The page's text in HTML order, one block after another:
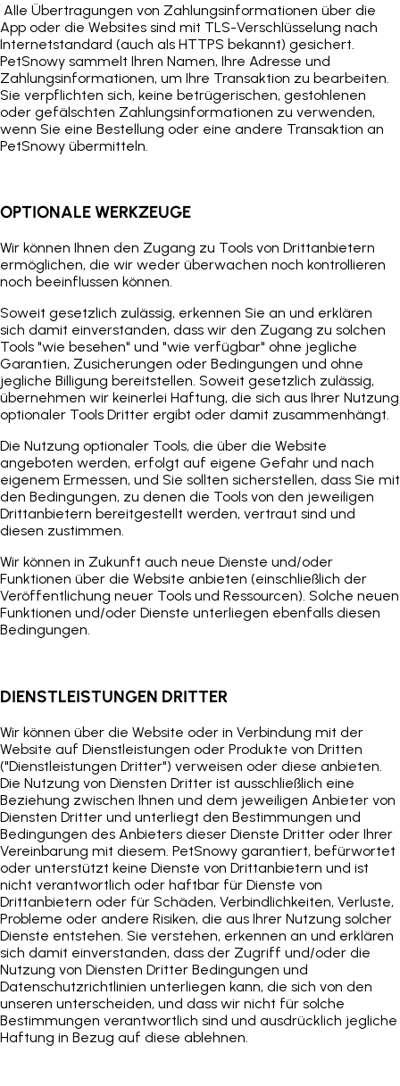
Alle Übertragungen von Zahlungsinformationen über die
App oder die Websites sind mit TLS-Verschlüsselung nach
Internetstandard (auch als HTTPS bekannt) gesichert.
PetSnowy sammelt Ihren Namen, Ihre Adresse und
Zahlungsinformationen, um Ihre Transaktion zu bearbeiten.
Sie verpflichten sich, keine betrügerischen, gestohlenen
oder gefälschten Zahlungsinformationen zu verwenden,
wenn Sie eine Bestellung oder eine andere Transaktion an
PetSnowy übermitteln.
OPTIONALE WERKZEUGE
Wir können Ihnen den Zugang zu Tools von Drittanbietern
ermöglichen, die wir weder überwachen noch kontrollieren
noch beeinflussen können.
Soweit gesetzlich zulässig, erkennen Sie an und erklären
sich damit einverstanden, dass wir den Zugang zu solchen
Tools "wie besehen" und "wie verfügbar" ohne jegliche
Garantien, Zusicherungen oder Bedingungen und ohne
jegliche Billigung bereitstellen. Soweit gesetzlich zulässig,
übernehmen wir keinerlei Haftung, die sich aus Ihrer Nutzung
optionaler Tools Dritter ergibt oder damit zusammenhängt.
Die Nutzung optionaler Tools, die über die Website
angeboten werden, erfolgt auf eigene Gefahr und nach
eigenem Ermessen, und Sie sollten sicherstellen, dass Sie mit
den Bedingungen, zu denen die Tools von den jeweiligen
Drittanbietern bereitgestellt werden, vertraut sind und
diesen zustimmen.
Wir können in Zukunft auch neue Dienste und/oder
Funktionen über die Website anbieten (einschließlich der
Veröffentlichung neuer Tools und Ressourcen). Solche neuen
Funktionen und/oder Dienste unterliegen ebenfalls diesen
Bedingungen.
DIENSTLEISTUNGEN DRITTER
Wir können über die Website oder in Verbindung mit der
Website auf Dienstleistungen oder Produkte von Dritten
("Dienstleistungen Dritter") verweisen oder diese anbieten.
Die Nutzung von Diensten Dritter ist ausschließlich eine
Beziehung zwischen Ihnen und dem jeweiligen Anbieter von
Diensten Dritter und unterliegt den Bestimmungen und
Bedingungen des Anbieters dieser Dienste Dritter oder Ihrer
Vereinbarung mit diesem. PetSnowy garantiert, befürwortet
oder unterstützt keine Dienste von Drittanbietern und ist
nicht verantwortlich oder haftbar für Dienste von
Drittanbietern oder für Schäden, Verbindlichkeiten, Verluste,
Probleme oder andere Risiken, die aus Ihrer Nutzung solcher
Dienste entstehen. Sie verstehen, erkennen an und erklären
sich damit einverstanden, dass der Zugriff und/oder die
Nutzung von Diensten Dritter Bedingungen und
Datenschutzrichtlinien unterliegen kann, die sich von den
unseren unterscheiden, und dass wir nicht für solche
Bestimmungen verantwortlich sind und ausdrücklich jegliche
Haftung in Bezug auf diese ablehnen.